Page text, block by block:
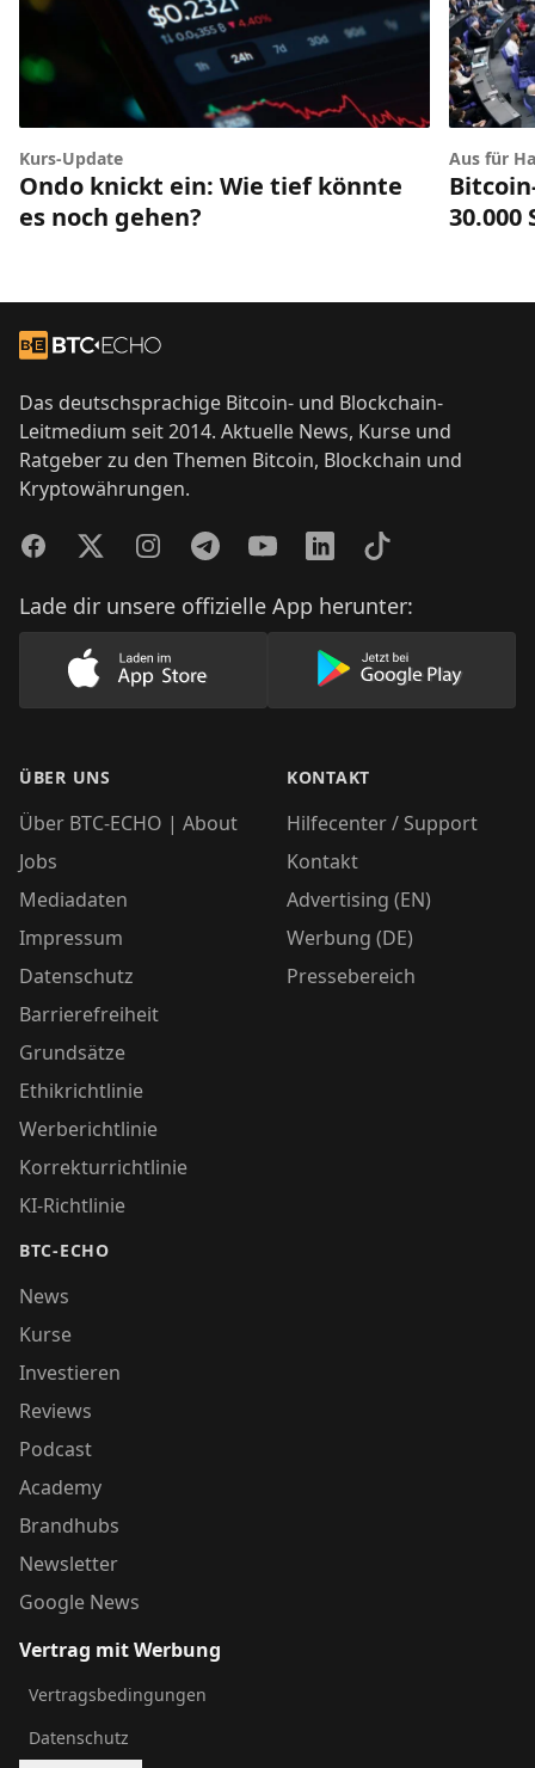
Kurs-Update
Ondo knickt ein: Wie tief könnte
es noch gehen?
Aus für
Zur Startseite
Das deutschsprachige Bitcoin- und Blockchain-
Leitmedium seit 2014. Aktuelle News, Kurse und
Ratgeber zu den Themen Bitcoin, Blockchain und
Kryptowährungen.
FacebookTwitterInstagramTelegramYouTubeLinkedInTikTok
Lade dir unsere offizielle App herunter:
Lade unsere App im AppStore herunter
Lade unsere
ÜBER UNS
Über BTC-ECHO | About
Jobs
Mediadaten
Impressum
Datenschutz
Barrierefreiheit
Grundsätze
Ethikrichtlinie
Werberichtlinie
Korrekturrichtlinie
KI-Richtlinie
BTC-ECHO
News
Kurse
Investieren
Reviews
Podcast
Academy
Brandhubs
Newsletter
Google News
KONTAKT
Hilfecenter / Support
Kontakt
Advertising (EN)
Werbung (DE)
Pressebereich
Vertrag mit Werbung
Vertragsbedingungen
Datenschutz